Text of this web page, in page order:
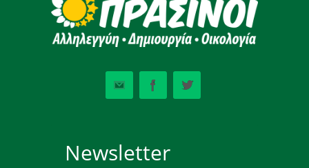
Newsletter